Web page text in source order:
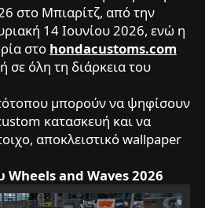
στο Μπιαρίτζ, από την
14 Ιουνίου 2026, ενώ η
στο hondacustoms.com
σε όλη τη διάρκεια του
μπορούν να ψηφίσουν
κατασκευή και να
αποκλειστικό wallpaper
Wheels and Waves 2026